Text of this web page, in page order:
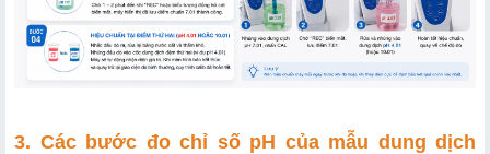
3. Các bước đo chỉ số pH của mẫu dung dịch